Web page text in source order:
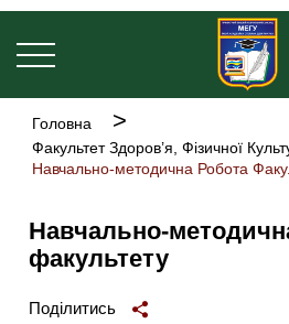
Перейти
до
основного
вмісту
Основна
Рядок
навіґації
Головна
Факультет Здоров’я, Фізичної
Навчально-методична Робота
Навчально-
факультету
Поділитись